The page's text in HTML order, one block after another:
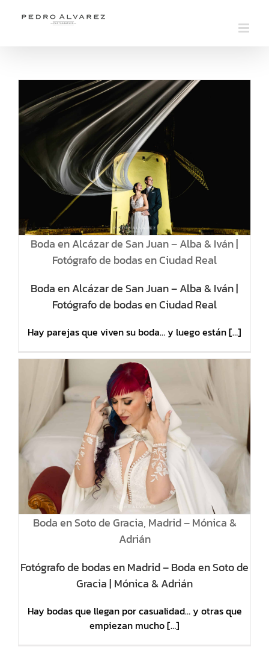
Boda en Alcázar de San Juan – Alba & Iván |
Fotógrafo de bodas en Ciudad Real
Boda en Alcázar de San Juan – Alba & Iván |
Fotógrafo de bodas en Ciudad Real
Hay parejas que viven su boda… y luego están […]
Boda en Soto de Gracia, Madrid – Mónica &
Adrián
Fotógrafo de bodas en Madrid – Boda en Soto de
Gracia | Mónica & Adrián
Hay bodas que llegan por casualidad… y otras que
empiezan mucho […]